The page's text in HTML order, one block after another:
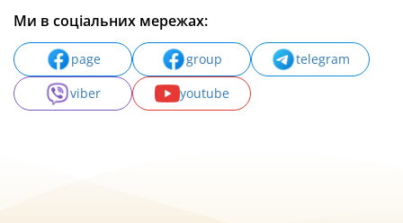
Ми в соціальних мережах:
page group
telegram
viber
youtube